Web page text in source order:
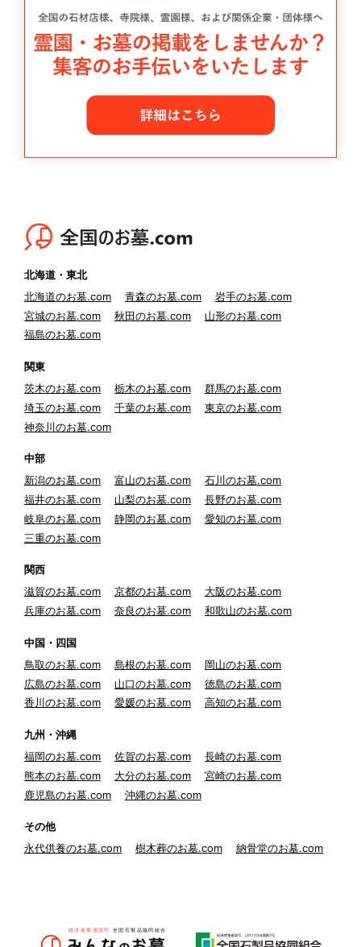
北海道・東北
北海道のお墓.com
青森のお墓.com
岩手のお墓.com
宮城のお墓.com
秋田のお墓.com
山形のお墓.com
福島のお墓.com
関東
茨木のお墓.com
栃木のお墓.com
群馬のお墓.com
埼玉のお墓.com
千葉のお墓.com
東京のお墓.com
神奈川のお墓.com
中部
新潟のお墓.com
富山のお墓.com
石川のお墓.com
福井のお墓.com
山梨のお墓.com
長野のお墓.com
岐阜のお墓.com
静岡のお墓.com
愛知のお墓.com
三重のお墓.com
関西
滋賀のお墓.com
京都のお墓.com
大阪のお墓.com
兵庫のお墓.com
奈良のお墓.com 和歌山のお墓.com
中国・四国
鳥取のお墓.com
島根のお墓.com
岡山のお墓.com
広島のお墓.com
山口のお墓.com
徳島のお墓.com
香川のお墓.com
愛媛のお墓.com 高知のお墓.com
九州・沖縄
福岡のお墓.com
佐賀のお墓.com
長崎のお墓.com
熊本のお墓.com
大分のお墓.com
宮崎のお墓.com
鹿児島のお墓.com
沖縄のお墓.com
その他
永代供養のお墓.com
樹木葬のお墓.com 納骨堂のお墓.com